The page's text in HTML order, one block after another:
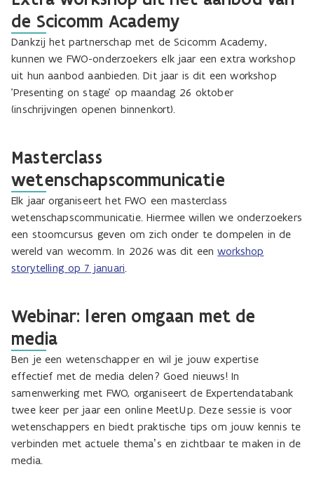
de Scicomm Academy
Dankzij het partnerschap met de Scicomm Academy,
kunnen we FWO-onderzoekers elk jaar een extra workshop
uit hun aanbod aanbieden. Dit jaar is dit een workshop
'Presenting on stage' op maandag 26 oktober
(inschrijvingen openen binnenkort).
Masterclass
wetenschapscommunicatie
Elk jaar organiseert het FWO een masterclass
wetenschapscommunicatie. Hiermee willen we onderzoekers
een stoomcursus geven om zich onder te dompelen in de
wereld van wecomm. In 2026 was dit eenworkshop
storytelling op 7 januari.
Webinar: leren omgaan met de
media
Ben je een wetenschapper en wil je jouw expertise
effectief met de media delen? Goed nieuws! In
samenwerking met FWO, organiseert de Expertendatabank
twee keer per jaar een online MeetUp. Deze sessie is voor
wetenschappers en biedt praktische tips om jouw kennis te
verbinden met actuele thema’s en zichtbaar te maken in de
media.